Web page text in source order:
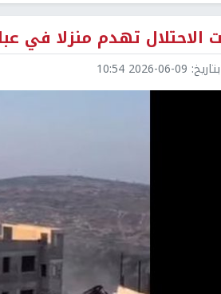
تهدم منزلا في
2026-06-09 10:54